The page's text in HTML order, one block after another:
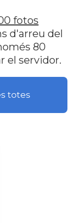
fotos
d'arreu del
80
el servidor.
totes